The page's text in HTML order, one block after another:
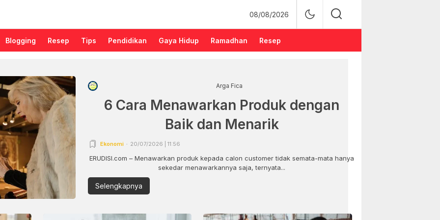
08/08/2026
Blogging Resep Tips Pendidikan Gaya Hidup Ramadhan Resep
Arga Fica
6 Cara Menawarkan Produk dengan
Baik dan Menarik
Ekonomi 20/07/2026 | 11:56
ERUDISI.com – Menawarkan produk kepada calon customer tidak semata-mata hanya
sekedar menawarkannya saja, ternyata...
Selengkapnya